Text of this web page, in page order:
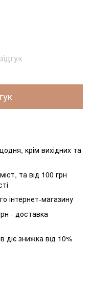
крім вихідних та
та від 100 грн
інтернет-магазину
- доставка
діє знижка від 10%